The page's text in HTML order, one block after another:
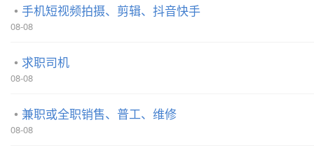
手机短视频拍摄、剪辑、抖音快手
08-08
求职司机
08-08
兼职或全职销售、普工、维修
08-08